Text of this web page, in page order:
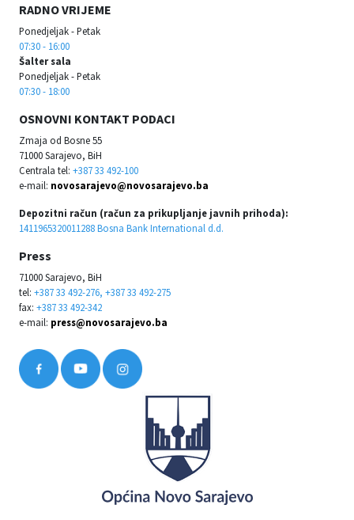
RADNO VRIJEME
Ponedjeljak - Petak
07:30 - 16:00
Šalter sala
Ponedjeljak - Petak
07:30 - 18:00
OSNOVNI KONTAKT PODACI
Zmaja od Bosne 55
71000 Sarajevo, BiH
Centrala tel: +387 33 492-100
e-mail: novosarajevo@novosarajevo.ba
Depozitni račun (račun za prikupljanje javnih prihoda):
1411965320011288 Bosna Bank International d.d.
Press
71000 Sarajevo, BiH
tel: +387 33 492-276, +387 33 492-275
fax: +387 33 492-342
e-mail: press@novosarajevo.ba